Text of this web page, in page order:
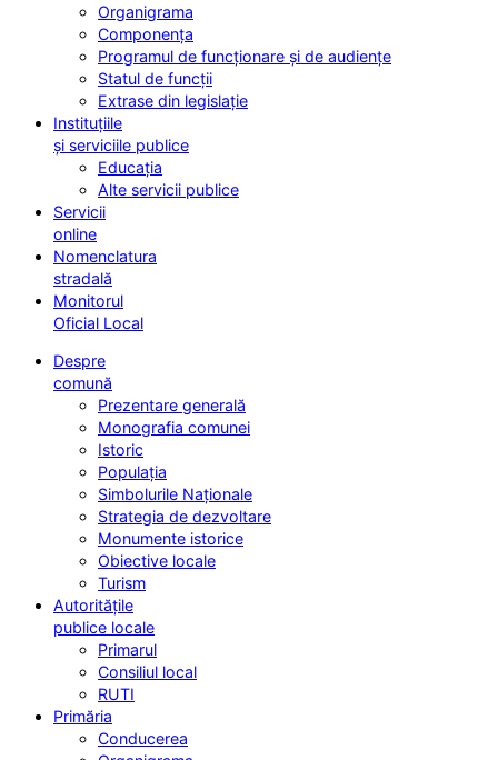
Organigrama
Componența
Programul de funcționare și de audiențe
Statul de funcții
Extrase din legislație
Instituțiile
și serviciile publice
Educația
Alte servicii publice
Servicii
online
Nomenclatura
stradală
Monitorul
Oficial Local
Despre
comună
Prezentare generală
Monografia comunei
Istoric
Populația
Simbolurile Naționale
Strategia de dezvoltare
Monumente istorice
Obiective locale
Turism
Autoritățile
publice locale
Primarul
Consiliul local
RUTI
Primăria
Conducerea